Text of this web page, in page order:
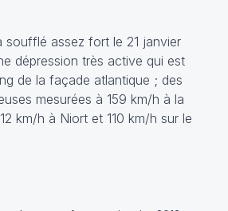
assez fort le 21 janvier
dépression très active qui est
de la façade atlantique ; des
mesurées à 159 km/h à la
km/h à Niort et 110 km/h sur le